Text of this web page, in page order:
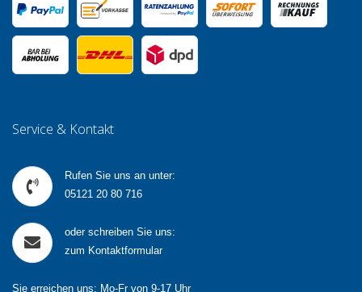
Service & Kontakt
Rufen Sie uns an unter:
05121 20 80 716
oder schreiben Sie uns:
zum Kontaktformular
Sie erreichen uns: Mo-Fr von 9-17 Uhr